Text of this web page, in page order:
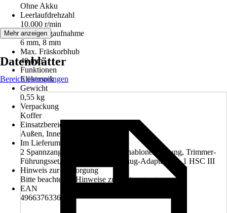
Ohne Akku
Leerlaufdrehzahl
10.000 r/min
Werkzeugaufnahme
6 mm, 8 mm
Max. Fräskorbhub
40 mm
Funktionen
Elektronik
Gewicht
0,55 kg
Verpackung
Koffer
Einsatzbereich
Außen, Innen
Im Lieferumfang enthalten
2 Spannzangen (6 und 8 mm), Schablonenführung, Trimmer-
Führungsset, Schlüssel, Staubabsaug-Adapter-Set, 1 HSC III
Hinweis zur Entsorgung
Bitte beachte die Hinweise zur Entsorgung
EAN
4966376336159
Mehr anzeigen
Datenblätter
Bereich überspringen